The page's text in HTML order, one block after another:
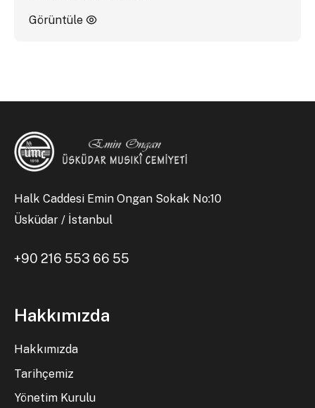
Görüntüle
Halk Caddesi Emin Ongan Sokak No:10
Üsküdar / İstanbul
+90 216 553 66 55
Hakkımızda
Hakkımızda
Tarihçemiz
Yönetim Kurulu